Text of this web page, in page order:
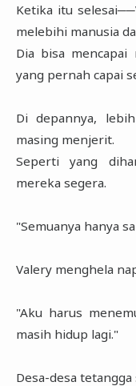
Ketika itu
melebihi manusia
Dia bisa
yang pernah capai
Di depannya,
masing menjerit.
Seperti yang
mereka segera.
"Semuanya hanya
Valery menghela
"Aku harus
masih hidup lagi."
Desa-desa